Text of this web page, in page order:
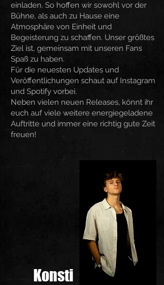
einladen. So hoffen wir sowohl vor der
Bühne, als auch zu Hause eine
Atmosphäre von Einheit und
Begeisterung zu schaffen. Unser größtes
Ziel ist, gemeinsam mit unseren Fans
Spaß zu haben.
Für die neuesten Updates und
Veröffentlichungen schaut auf Instagram
und Spotify vorbei.
Neben vielen neuen Releases, könnt ihr
euch auf viele weitere energiegeladene
Auftritte und immer eine richtig gute Zeit
freuen!
Konsti